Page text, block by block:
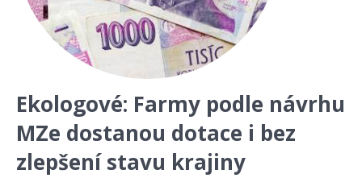
Ekologové: Farmy podle návrhu
MZe dostanou dotace i bez
zlepšení stavu krajiny